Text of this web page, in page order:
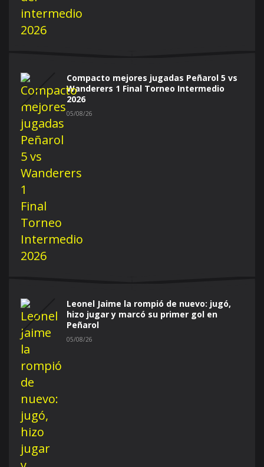
Compacto mejores jugadas Peñarol 5 vs
Wanderers 1 Final Torneo Intermedio
2026
05/08/26
Leonel Jaime la rompió de nuevo: jugó,
hizo jugar y marcó su primer gol en
Peñarol
05/08/26